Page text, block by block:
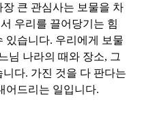
큰 관심사는 보물을 차
우리를 끌어당기는 힘
있습니다. 우리에게 보물
님 나라의 때와 장소, 그
니다. 가진 것을 다 판다는
어드리는 일입니다.